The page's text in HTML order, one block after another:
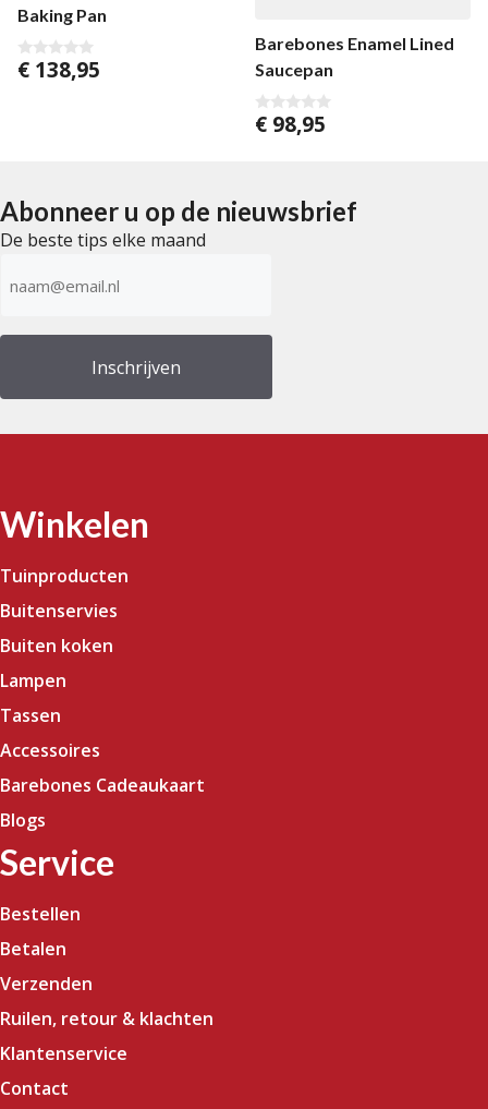
Baking Pan
0
v
€ 138,95
Barebones Enamel Lined
Saucepan
0
v
€ 98,95
Abonneer u op de nieuwsbrief
De beste tips elke maand
mailadres
Winkelen
Tuinproducten
Buitenservies
Buiten koken
Lampen
Tassen
Accessoires
Barebones Cadeaukaart
Blogs
Service
Bestellen
Betalen
Verzenden
Ruilen, retour & klachten
Klantenservice
Contact